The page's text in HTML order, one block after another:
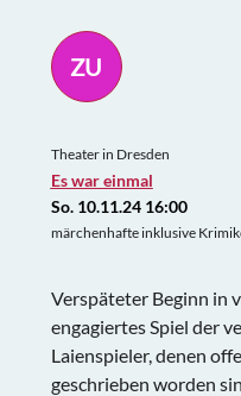
ZU
Theater in Dresden
Es war einmal
So. 10.11.24 16:00
märchenhafte inklusive
Verspäteter Beginn in
engagiertes Spiel der
Laienspieler, denen
geschrieben worden